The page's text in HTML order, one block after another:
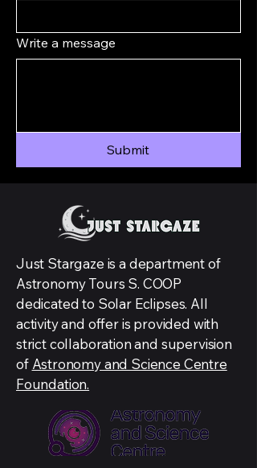
Write a message
Submit
Just Stargaze is a department of
Astronomy Tours S. COOP
dedicated to Solar Eclipses. All
activity and offer is provided with
strict collaboration and supervision
of Astronomy and Science Centre
Foundation.